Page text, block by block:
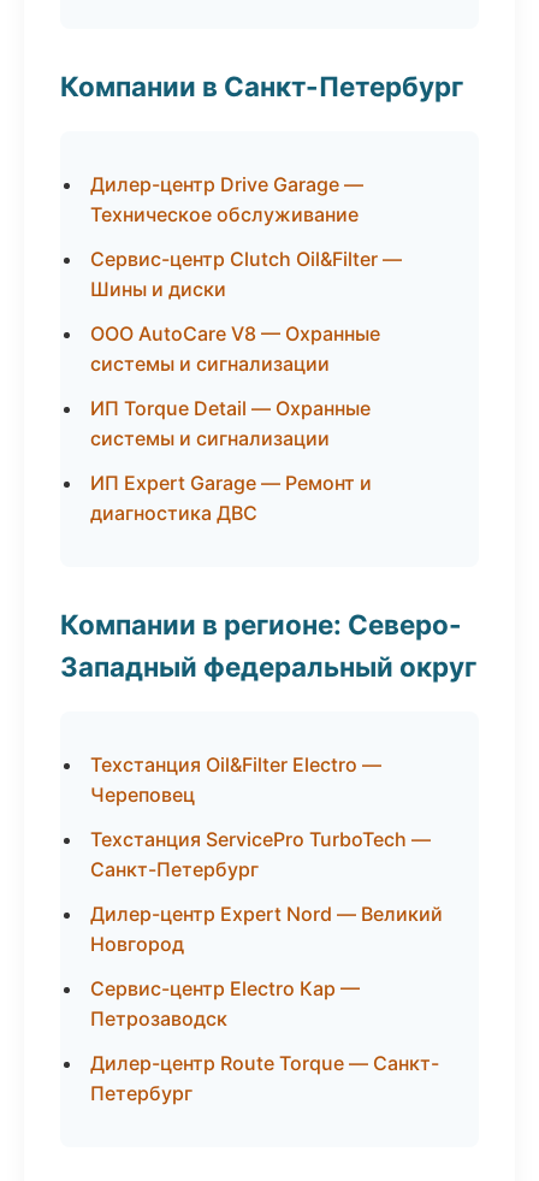
Компании в Санкт-Петербург
Дилер-центр Drive Garage —
Техническое обслуживание
Сервис-центр Clutch Oil&Filter —
Шины и диски
ООО AutoCare V8 — Охранные
системы и сигнализации
ИП Torque Detail — Охранные
системы и сигнализации
ИП Expert Garage — Ремонт и
диагностика ДВС
Компании в регионе: Северо-
Западный федеральный округ
Техстанция Oil&Filter Electro —
Череповец
Техстанция ServicePro TurboTech —
Санкт-Петербург
Дилер-центр Expert Nord — Великий
Новгород
Сервис-центр Electro Кар —
Петрозаводск
Дилер-центр Route Torque — Санкт-
Петербург